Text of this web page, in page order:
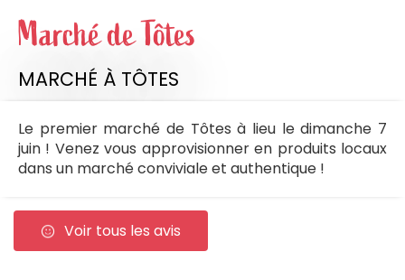
Marché de Tôtes
MARCHÉ À TÔTES
Le premier marché de Tôtes à lieu le dimanche 7
juin ! Venez vous approvisionner en produits locaux
dans un marché conviviale et authentique !
Voir tous les avis